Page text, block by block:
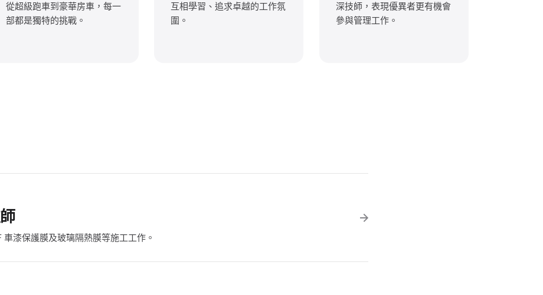
從超級跑車到豪華房車，每一
部都是獨特的挑戰。
互相學習、追求卓越的工作氛
圍。
深技師，表現優異者更有機會
參與管理工作。
車漆保護膜及玻璃隔熱膜等施工工作。